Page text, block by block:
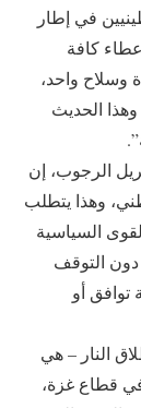
في إطار
كافة
وسلاح واحد،
الحديث
الرجوب، إن
وهذا يتطلب
السياسية
دون التوقف
أو
النار – هي
قطاع غزة،